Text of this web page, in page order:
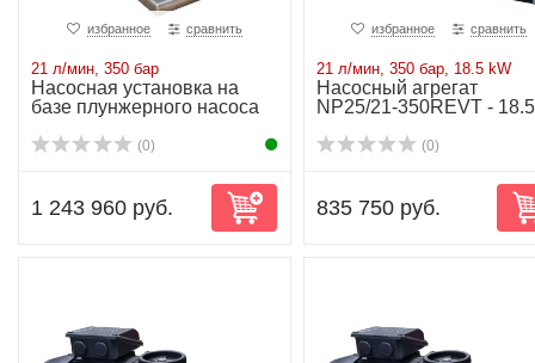
избранное сравнить
21 л/мин, 350 бар
Насосная установка на
базе плунжерного насоса
(0)
1 243 960 руб.
избранное сравнить
21 л/мин, 350 бар, 18.5 kW
Насосный агрегат
NP25/21-350REVT - 18.5
(0)
835 750 руб.